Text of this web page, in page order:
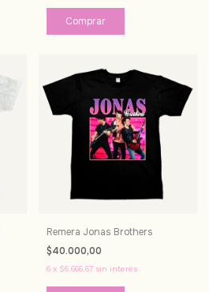
Comprar
Remera Jonas Brothers
$40.000,00
6 x $6.666,67 sin interés